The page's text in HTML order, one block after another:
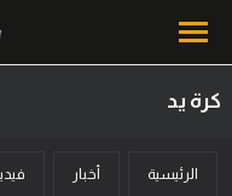
كرة يد
الرئيسية أخبار